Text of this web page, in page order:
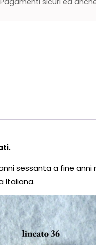
sessanta a fine
Italiana.